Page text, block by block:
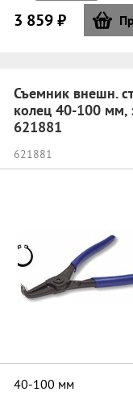
3 859 ₽
Съемник внешн.
колец 40-100 мм,
621881
621881
40-100 мм